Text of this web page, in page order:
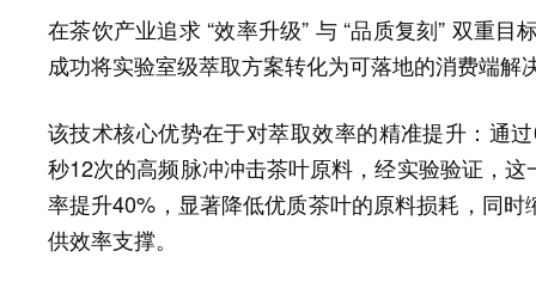
在茶饮产业追求 “效率升级” 与 “品质复刻” 双重
成功将实验室级萃取方案转化为可落地的消费端
该技术核心优势在于对萃取效率的精准提升：通
秒12次的高频脉冲冲击茶叶原料，经实验验证，
率提升40%，显著降低优质茶叶的原料损耗，同
供效率支撑。​